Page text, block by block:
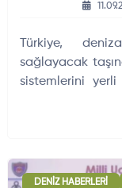
Türkiye,
sağlayacak
sistemlerini yerli
Deniz
DENIZ HABERLERI